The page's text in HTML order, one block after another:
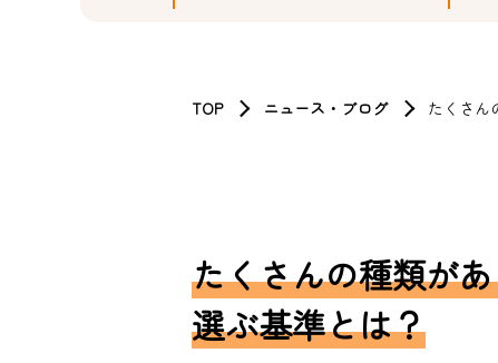
TOP ニュース・ブログ たくさん
たくさんの種類が
選ぶ基準とは？